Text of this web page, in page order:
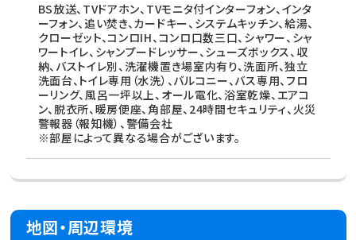
BS放送、TVドアホン、TVモニタ付インターフォン、インタ
ーフォン、追い焚き、カードキー、システムキッチン、給湯、
クローゼット、コンロIH、コンロ口数三口、シャワー、シャ
ワートイレ、シャンプードレッサー、シューズボックス、収
納、バストイレ別、洗濯機置き場室内有り、洗面所、独立
洗面台、トイレ専用（水洗）、バルコニー、バス専用、フロ
ーリング、風呂一坪以上、オール電化、浴室乾燥、エアコ
ン、脱衣所、暖房便座、角部屋、24時間セキュリティ、火災
警報器（報知機）、警備会社
※部屋によって異なる場合がございます。
地図・周辺環境